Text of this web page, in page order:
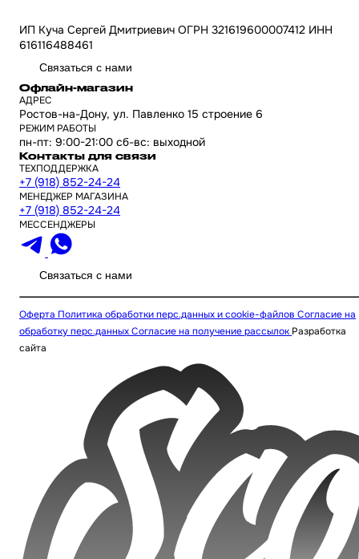
ИП Куча Сергей Дмитриевич ОГРН 321619600007412 ИНН
616116488461
Связаться с нами
Офлайн-магазин
АДРЕС
Ростов-на-Дону, ул. Павленко 15 строение 6
РЕЖИМ РАБОТЫ
пн-пт: 9:00-21:00 сб-вс: выходной
Контакты для связи
ТЕХПОДДЕРЖКА
+7 (918) 852-24-24
МЕНЕДЖЕР МАГАЗИНА
+7 (918) 852-24-24
МЕССЕНДЖЕРЫ
Связаться с нами
Оферта Политика обработки перс.данных и cookie-файлов Согласие на
обработку перс.данныхСогласие на получение рассылок Разработка
сайта